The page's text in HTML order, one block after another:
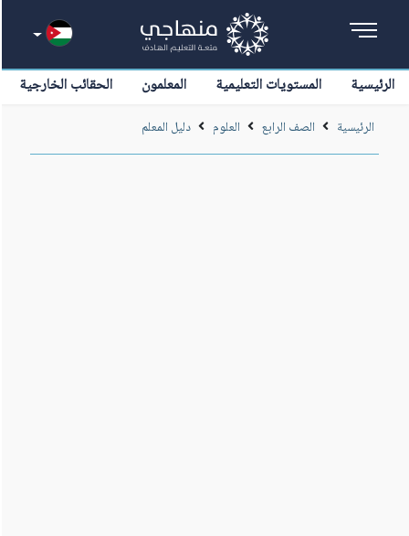
الرئيسية المستويات التعليمية المعلمون الحقائب الخارجية
الرئيسية الصف الرابع العلوم دليل المعلم